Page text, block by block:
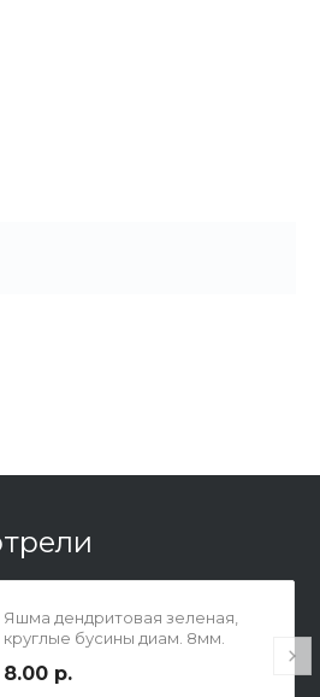
Яшма дендритовая зеленая,
круглые бусины диам. 8мм.
8.00 р.